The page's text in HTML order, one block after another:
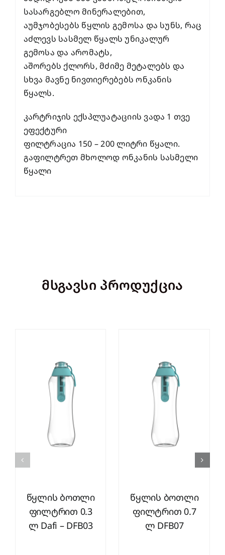
სასარგებლო მინერალებით,
აუმჯობესებს წყლის გემოსა და სუნს, რაც
აძლევს სასმელ წყალს უნიკალურ
გემოსა და არომატს,
აშორებს ქლორს, მძიმე მეტალებს და
სხვა მავნე ნივთიერებებს ონკანის
წყალს.
კარტრიჯის ექსპლუატაციის ვადა 1 თვე
ეფექტური
ფილტრაცია 150 – 200 ლიტრი წყალი.
გაფილტრეთ მხოლოდ ონკანის სასმელი
წყალი
მსგავსი პროდუქცია
წყლის ბოთლი
ფილტრით 0.3
ლ Dafi – DFB03
წყლის ბოთლი
ფილტრით 0.7
ლ DFB07